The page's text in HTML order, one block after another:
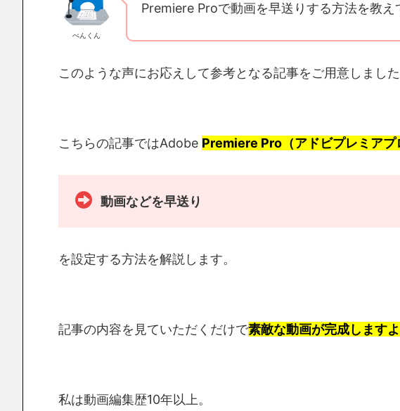
ぺんくん
Premiere Proで動画を早送りする方法を教え
このような声にお応えして参考となる記事をご用意しました
こちらの記事ではAdobe Premiere Pro（アドビプレミアプ
動画などを早送り
を設定する方法を解説します。
記事の内容を見ていただくだけで素敵な動画が完成しますよ
私は動画編集歴10年以上。